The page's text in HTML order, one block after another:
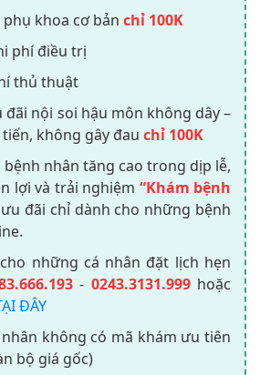
khoa cơ bản chỉ 100K
phí điều trị
thủ thuật
đãi nội soi hậu môn không dây –
không gây đau chỉ 100K
bệnh nhân tăng cao trong dịp lễ,
lợi và trải nghiệm “Khám bệnh
ưu đãi chỉ dành cho những bệnh
những cá nhân đặt lịch hẹn
- 0243.3131.999hoặc
ĐÂY
không có mã khám ưu tiên
bộ giá gốc)